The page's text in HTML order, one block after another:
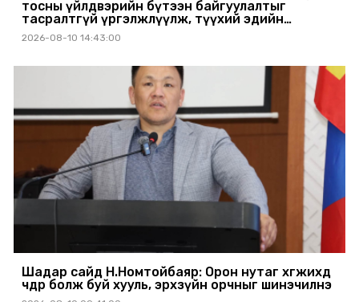
тосны үйлдвэрийн бүтээн байгуулалтыг
тасралтгүй үргэлжлүүлж, түүхий эдийн
хангамжийг баталгаажуулах үүрэг өгөв
2026-08-10 14:43:00
Шадар сайд Н.Номтойбаяр: Орон нутаг хөгжихөд
чөдөр болж буй хууль, эрхзүйн орчныг шинэчилнэ